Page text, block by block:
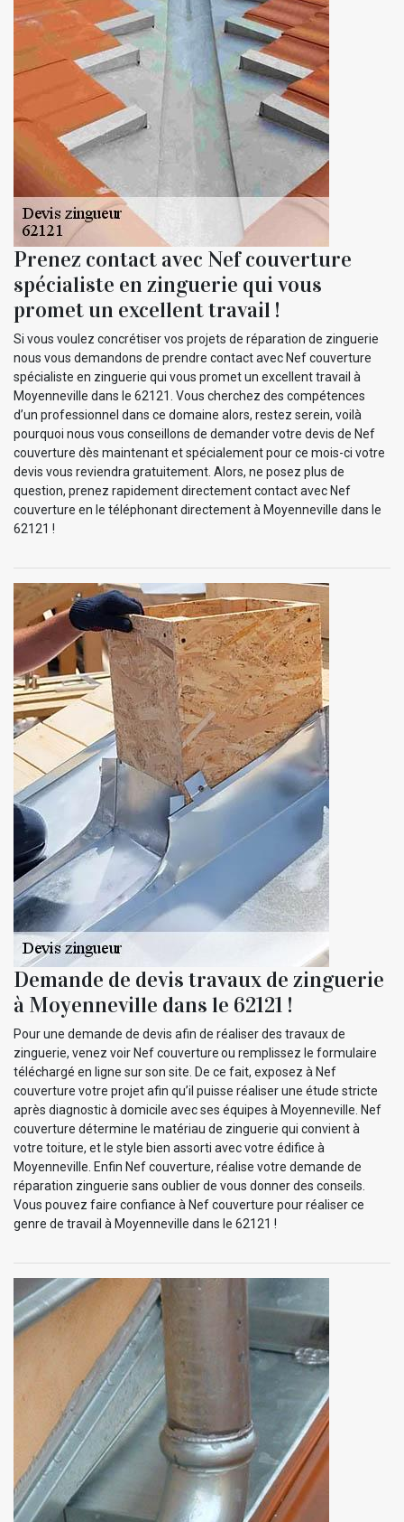
Prenez contact avec Nef couverture
spécialiste en zinguerie qui vous
promet un excellent travail !
Si vous voulez concrétiser vos projets de réparation de zinguerie
nous vous demandons de prendre contact avec Nef couverture
spécialiste en zinguerie qui vous promet un excellent travail à
Moyenneville dans le 62121. Vous cherchez des compétences
d’un professionnel dans ce domaine alors, restez serein, voilà
pourquoi nous vous conseillons de demander votre devis de Nef
couverture dès maintenant et spécialement pour ce mois-ci votre
devis vous reviendra gratuitement. Alors, ne posez plus de
question, prenez rapidement directement contact avec Nef
couverture en le téléphonant directement à Moyenneville dans le
62121 !
Demande de devis travaux de zinguerie
à Moyenneville dans le 62121 !
Pour une demande de devis afin de réaliser des travaux de
zinguerie, venez voir Nef couverture ou remplissez le formulaire
téléchargé en ligne sur son site. De ce fait, exposez à Nef
couverture votre projet afin qu’il puisse réaliser une étude stricte
après diagnostic à domicile avec ses équipes à Moyenneville. Nef
couverture détermine le matériau de zinguerie qui convient à
votre toiture, et le style bien assorti avec votre édifice à
Moyenneville. Enfin Nef couverture, réalise votre demande de
réparation zinguerie sans oublier de vous donner des conseils.
Vous pouvez faire confiance à Nef couverture pour réaliser ce
genre de travail à Moyenneville dans le 62121 !